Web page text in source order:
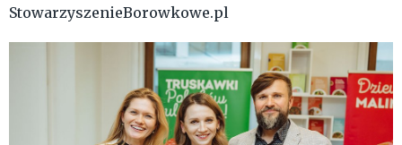
StowarzyszenieBorowkowe.pl